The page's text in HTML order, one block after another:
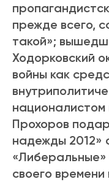
прежде всего,
такой»;
Ходорковский
войны как
националистом
Прохоров
надежды 2012»
своего